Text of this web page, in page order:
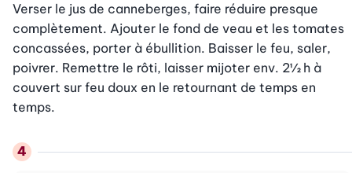
Verser le jus de canneberges, faire réduire presque
com­plètement. Ajouter le fond de veau et les tomates
concassées, porter à ébullition. Baisser le feu, saler,
poivrer. Remettre le rôti, laisser mijoter env. 2½ h à
couvert sur feu doux en le retournant de temps en
temps.